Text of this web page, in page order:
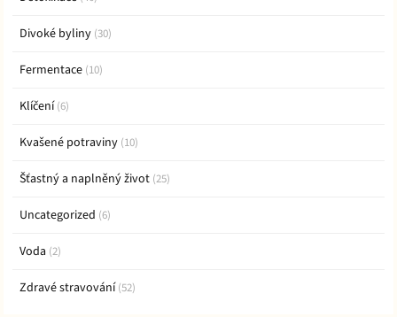
Divoké byliny (30)
Fermentace (10)
Klíčení(6)
Kvašené potraviny (10)
Šťastný a naplněný život (25)
Uncategorized (6)
Voda (2)
Zdravé stravování(52)